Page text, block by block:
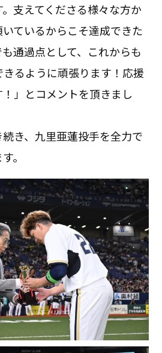
支えてくださる様々な方か
ているからこそ達成できた
通過点として、これからも
るように頑張ります！応援
」とコメントを頂きまし
き、九里亜蓮投手を全力で
。